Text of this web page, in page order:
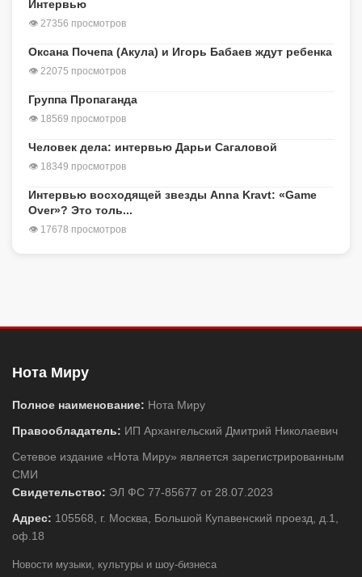
Интервью
👁 27356 просмотров
Оксана Почепа (Акула) и Игорь Бабаев ждут ребенка
👁 22075 просмотров
Группа Пропаганда
👁 18569 просмотров
Человек дела: интервью Дарьи Сагаловой
👁 18349 просмотров
Интервью восходящей звезды Anna Kravt: «Game
Over»? Это толь...
👁 17678 просмотров
Нота Миру
Полное наименование: Нота Миру
Правообладатель: ИП Архангельский Дмитрий Николаевич
Сетевое издание «Нота Миру» является зарегистрированным
СМИ
Свидетельство: ЭЛ ФС 77-85677 от 28.07.2023
Адрес: 105568, г. Москва, Большой Купавенский проезд, д.1,
оф.18
Новости музыки, культуры и шоу-бизнеса